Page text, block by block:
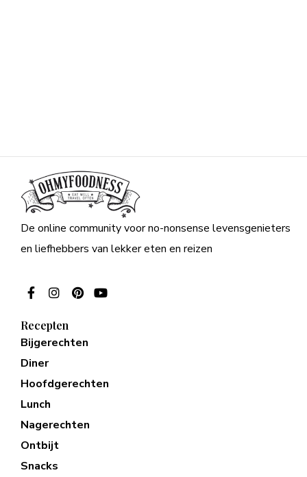
De online community voor no-nonsense levensgenieters
en liefhebbers van lekker eten en reizen
Recepten
Bijgerechten
Diner
Hoofdgerechten
Lunch
Nagerechten
Ontbijt
Snacks